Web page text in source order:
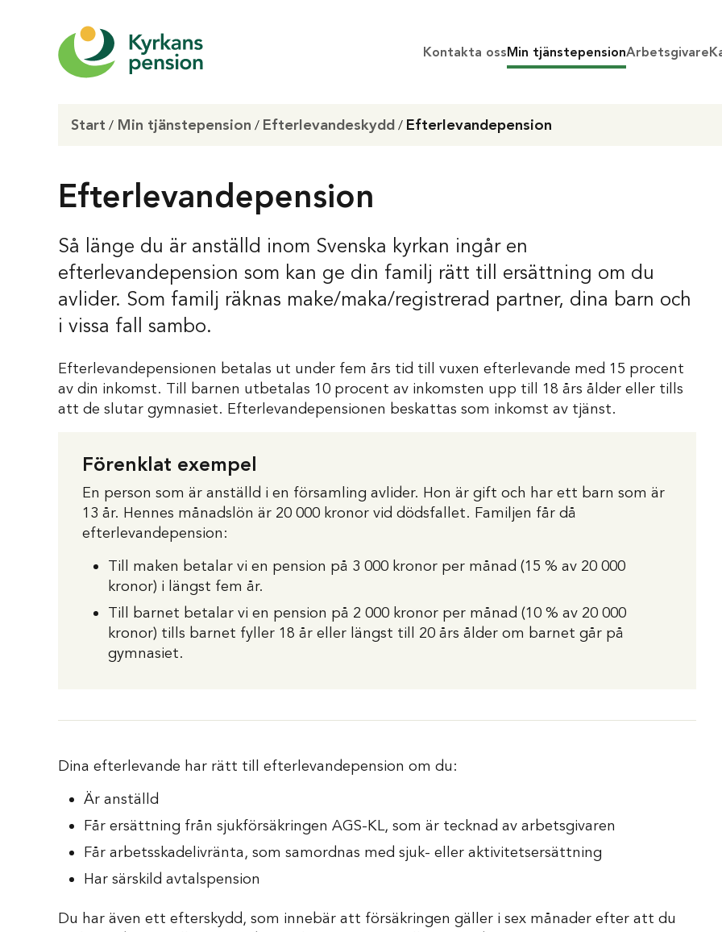
Kontakta ossMin tjänstepensionArbetsgivare
Start / Min tjänstepension / Efterlevandeskydd / Efterlevandepension
Efterlevandepension
Så länge du är anställd inom Svenska kyrkan ingår en
efterlevandepension som kan ge din familj rätt till ersättning om du
avlider. Som familj räknas make/maka/registrerad partner, dina barn och
i vissa fall sambo.
Efterlevandepensionen betalas ut under fem års tid till vuxen efterlevande med 15 procent
av din inkomst. Till barnen utbetalas 10 procent av inkomsten upp till 18 års ålder eller tills
att de slutar gymnasiet. Efterlevandepensionen beskattas som inkomst av tjänst.
Förenklat exempel
En person som är anställd i en församling avlider. Hon är gift och har ett barn som är
13 år. Hennes månadslön är 20 000 kronor vid dödsfallet. Familjen får då
efterlevandepension:
Till maken betalar vi en pension på 3 000 kronor per månad (15 % av 20 000
kronor) i längst fem år.
Till barnet betalar vi en pension på 2 000 kronor per månad (10 % av 20 000
kronor) tills barnet fyller 18 år eller längst till 20 års ålder om barnet går på
gymnasiet.
Dina efterlevande har rätt till efterlevandepension om du:
Är anställd
Får ersättning från sjukförsäkringen AGS-KL, som är tecknad av arbetsgivaren
Får arbetsskadelivränta, som samordnas med sjuk- eller aktivitetsersättning
Har särskild avtalspension
Du har även ett efterskydd, som innebär att försäkringen gäller i sex månader efter att du